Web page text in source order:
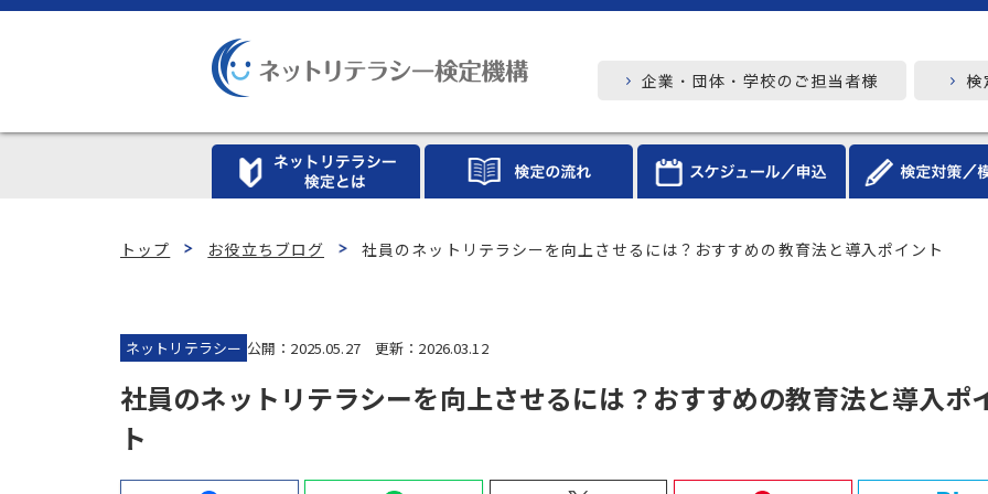
トップ お役立ちブログ 社員のネットリテラシーを向上させるには？おすすめの教育法と導入ポイント
ネットリテラシー 公開：2025.05.27 更新：2026.03.12
社員のネットリテラシーを向上させるには？おすすめの教育法と導入ポ
ト